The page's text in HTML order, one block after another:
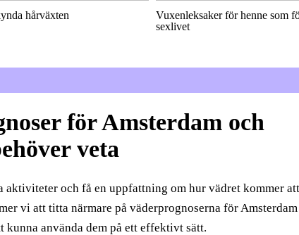
hårväxten
Vuxenleksaker för henne som
sexlivet
för Amsterdam och
veta
och få en uppfattning om hur vädret kommer
vi att titta närmare på väderprognoserna för
använda dem på ett effektivt sätt.